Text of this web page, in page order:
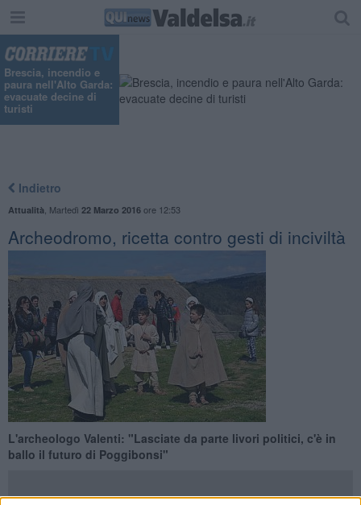
Brescia, incendio e
paura nell'Alto Garda:
evacuate decine di
turisti
Indietro
Attualità Martedì 22 Marzo 2016ore 12:53
Archeodromo, ricetta contro gesti di inciviltà
L'archeologo Valenti: "Lasciate da parte livori politici, c'è in
ballo il futuro di Poggibonsi"